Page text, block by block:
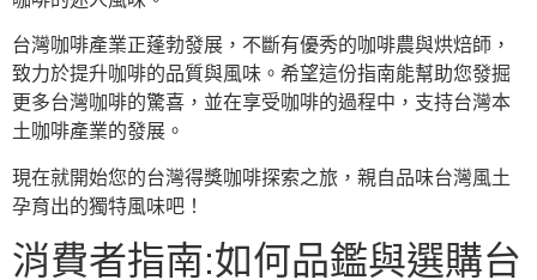
台灣咖啡產業正蓬勃發展，不斷有優秀的咖啡農與烘焙師，
致力於提升咖啡的品質與風味。希望這份指南能幫助您發掘
更多台灣咖啡的驚喜，並在享受咖啡的過程中，支持台灣本
土咖啡產業的發展。
現在就開始您的台灣得獎咖啡探索之旅，親自品味台灣風土
孕育出的獨特風味吧！
消費者指南:如何品鑑與選購台